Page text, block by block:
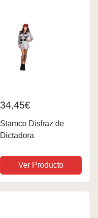
34,45€
Stamco Disfraz de
Dictadora
Ver Producto